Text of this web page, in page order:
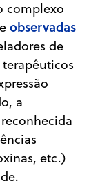
complexo
observadas
de
a
etc.)